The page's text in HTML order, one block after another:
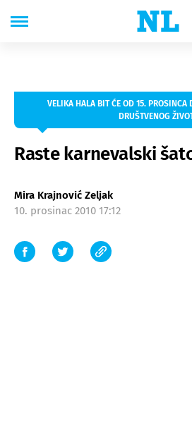
VELIKA HALA BIT ĆE OD 15. PROSINCA
DRUŠTVENOG
Raste karnevalski
Mira Krajnović Zeljak
10. prosinac 2010 17:12